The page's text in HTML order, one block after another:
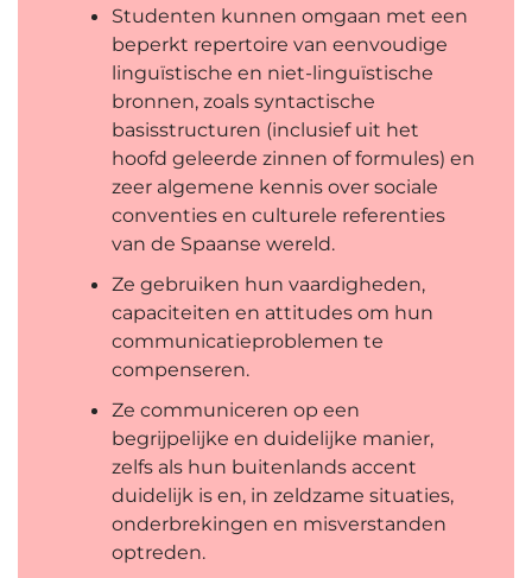
Studenten kunnen omgaan met een
beperkt repertoire van eenvoudige
linguïstische en niet-linguïstische
bronnen, zoals syntactische
basisstructuren (inclusief uit het
hoofd geleerde zinnen of formules) en
zeer algemene kennis over sociale
conventies en culturele referenties
van de Spaanse wereld.
Ze gebruiken hun vaardigheden,
capaciteiten en attitudes om hun
communicatieproblemen te
compenseren.
Ze communiceren op een
begrijpelijke en duidelijke manier,
zelfs als hun buitenlands accent
duidelijk is en, in zeldzame situaties,
onderbrekingen en misverstanden
optreden.